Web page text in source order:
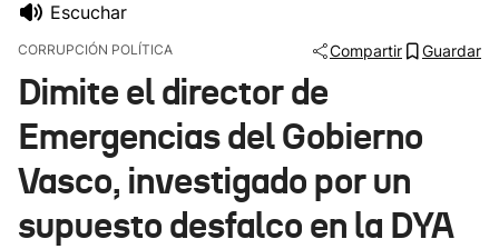
Ikusmiran
Eguraldia
Escuchar
CORRUPCIÓN POLÍTICA Compartir Guardar
Dimite el director de
Emergencias del Gobierno
Vasco, investigado por un
supuesto desfalco en la DYA